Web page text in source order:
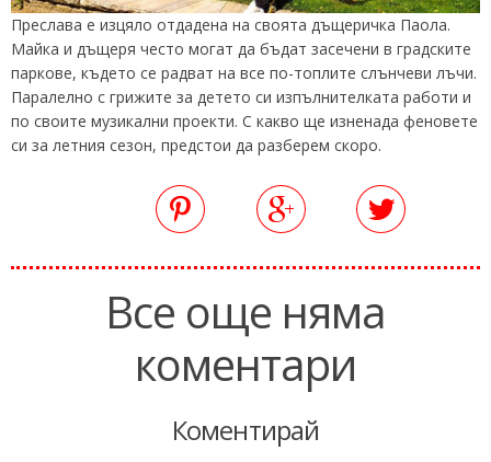
Преслава е изцяло отдадена на своята дъщеричка Паола.
Майка и дъщеря често могат да бъдат засечени в градските
паркове, където се радват на все по-топлите слънчеви лъчи.
Паралелно с грижите за детето си изпълнителката работи и
по своите музикални проекти. С какво ще изненада феновете
си за летния сезон, предстои да разберем скоро.
Все още няма
коментари
Коментирай